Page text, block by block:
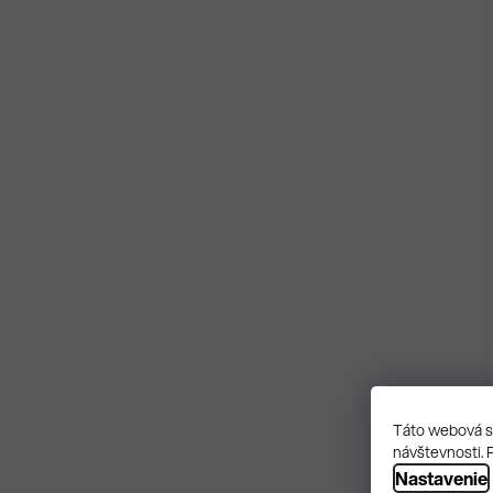
Táto webová
návštevnosti.
Nastavenie